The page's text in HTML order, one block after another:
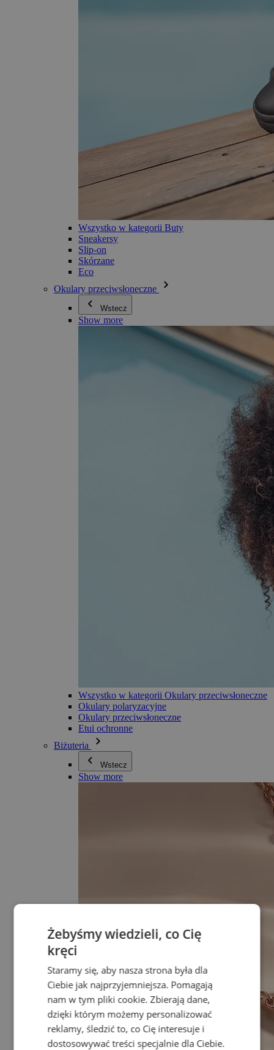
Wszystko w kategorii Buty
Sneakersy
Slip-on
Skórzane
Eco
Okulary przeciwsłoneczne
Wstecz
Show more
Wszystko w kategorii Okulary przeciwsłoneczne
Okulary polaryzacyjne
Okulary przeciwsłoneczne
Etui ochronne
Biżuteria
Wstecz
Show more
Żebyśmy wiedzieli, co Cię
kręci
Staramy się, aby nasza strona była dla
Ciebie jak najprzyjemniejsza. Pomagają
nam w tym pliki cookie. Zbierają dane,
dzięki którym możemy personalizować
reklamy, śledzić to, co Cię interesuje i
dostosowywać treści specjalnie dla Ciebie.